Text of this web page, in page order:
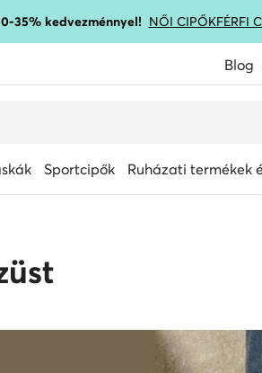
35% kedvezménnyel! NŐI CIPŐKFÉRFI
Blog
Sportcipők Ruházati termékek